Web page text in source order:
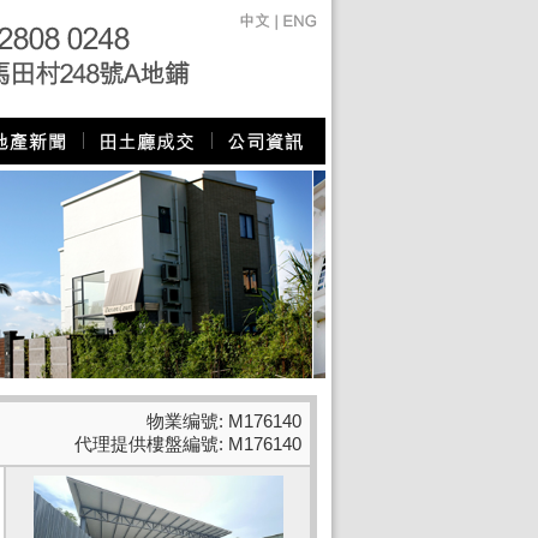
物業编號: M176140
代理提供樓盤編號: M176140